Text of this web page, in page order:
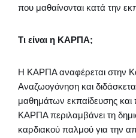
που μαθαίνονται κατά την
Τι είναι η ΚΑΡΠΑ;
Η ΚΑΡΠΑ αναφέρεται στην
Αναζωογόνηση και
μαθημάτων εκπαίδευσης
ΚΑΡΠΑ περιλαμβάνει τη
καρδιακού παλμού για την